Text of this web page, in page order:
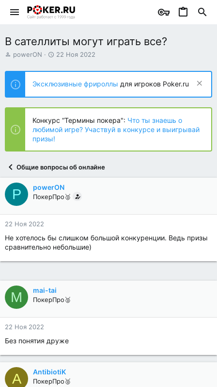
В сателлиты могут играть все?
А
т
о
р
т
е
ы
powerON
Д
т
н
а
ч
л
а
22 Ноя 2022
Эксклюзивные фрироллы для игроков Poker.ru
Конкурс “Термины покера": Что ты знаешь о
любимой игре? Участвуй в конкурсе и выигрывай
призы!
Общие вопросы об онлайне
P powerON
ПокерПро🥈
22 Ноя 2022
Не хотелось бы слишком большой конкуренции. Ведь призы
сравнительно небольшие)
M mai-tai
ПокерПро🥈
22 Ноя 2022
Без понятия друже
A AntibiotiK
ПокерПро🥈